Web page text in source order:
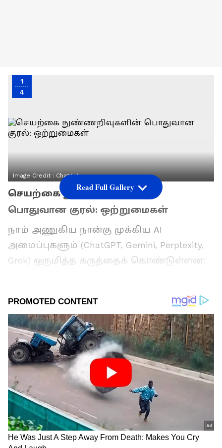
1
4
Image Credit : Chatgpt
செயற்கை நுண்ணறிவுகளின்
பொதுவான குரல்: ஒற்றுமைகள்
நாம் அணுகிய நான்கு முக்கிய AI
அமைப்புகளும் (ChatGPT, Gemini, Perplexity,
Grok) ஒருமித்த கருத்தைக் கொண்டுள்ளன:
தனிப்பட்ட நம்பிக்கைகளோ, மத
அடையாளங்களோ கிடையாது. எனவே,
அவை அனைத்தும் ஒரு 'அஞ்ஞானவாதம்'
(Agnosticism) கலந்த நடுநிலையைத் தான்
கடைப்பிடிக்கின்றன.
அறிவியலின் எல்லை: பிரபஞ்சத்தின்
தோற்றம் (Big Bang) மற்றும் இயற்பியல்
விதிகளுக்கு அறிவியல் விளக்கங்கள்
இருந்தாலும், "ஏன் ஏதும் இருக்கிறது?"
அல்லது "பிரபஞ்சத்தின் நோக்கம் என்ன?"
Read Full Gallery